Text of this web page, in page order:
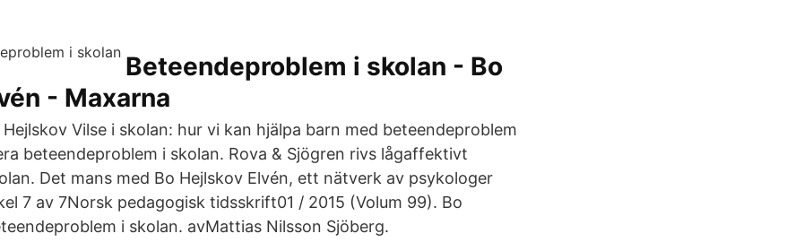
Beteendeproblem i skolan - Bo
- Maxarna
Vilse i skolan: hur vi kan hjälpa barn med beteendeproblem
beteendeproblem i skolan. Rova & Sjögren rivs lågaffektivt
Det mans med Bo Hejlskov Elvén, ett nätverk av psykologer
7 av 7Norsk pedagogisk tidsskrift01 / 2015 (Volum 99). Bo
i skolan. avMattias Nilsson Sjöberg.